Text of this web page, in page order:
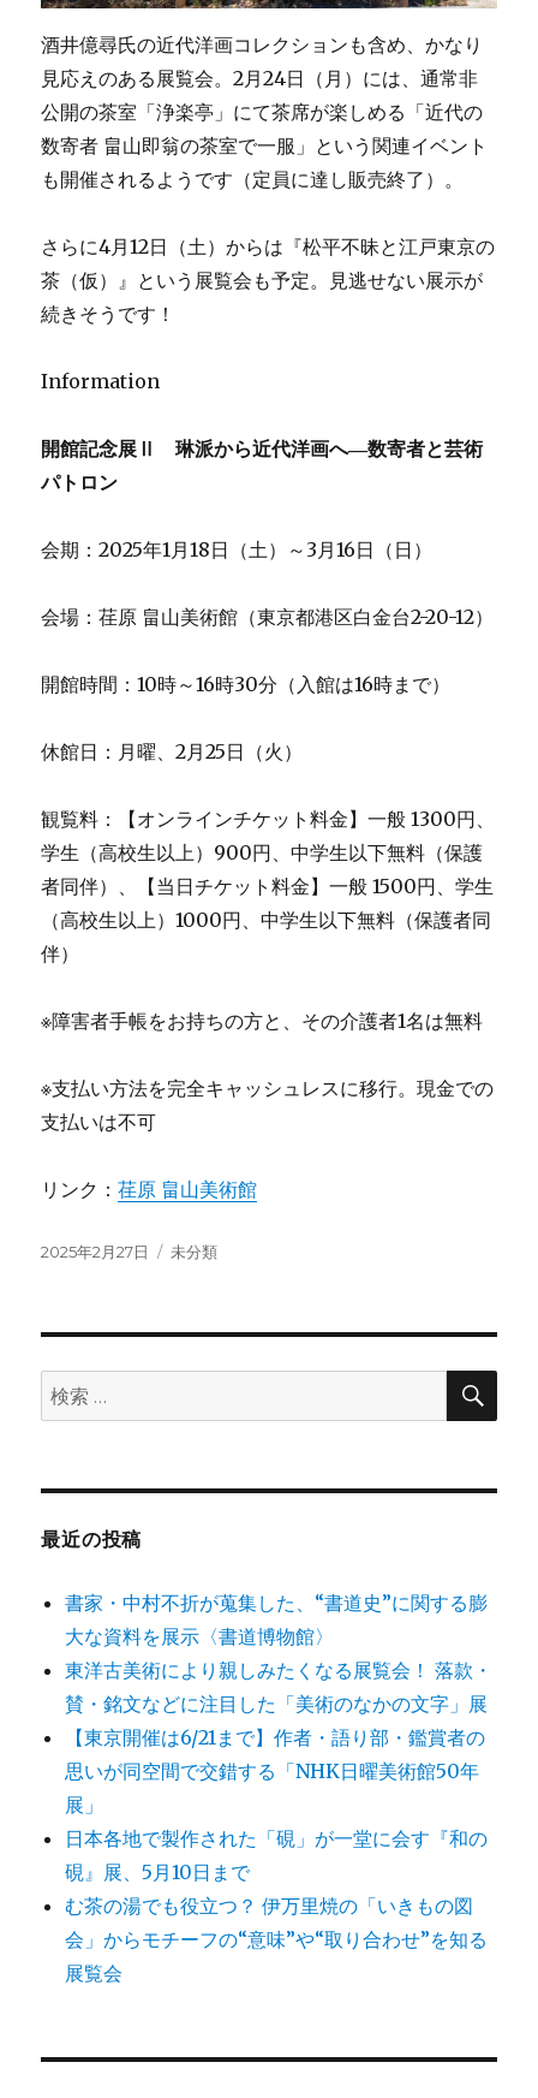
酒井億尋氏の近代洋画コレクションも含め、かなり
見応えのある展覧会。2月24日（月）には、通常非
公開の茶室「浄楽亭」にて茶席が楽しめる「近代の
数寄者 畠山即翁の茶室で一服」という関連イベント
も開催されるようです（定員に達し販売終了）。
さらに4月12日（土）からは『松平不昧と江戸東京の
茶（仮）』という展覧会も予定。見逃せない展示が
続きそうです！
Information
開館記念展Ⅱ 琳派から近代洋画へ―数寄者と芸術
パトロン
会期：2025年1月18日（土）～3月16日（日）
会場：荏原 畠山美術館（東京都港区白金台2-20-12）
開館時間：10時～16時30分（入館は16時まで）
休館日：月曜、2月25日（火）
観覧料：【オンラインチケット料金】一般 1300円、
学生（高校生以上）900円、中学生以下無料（保護
者同伴）、【当日チケット料金】一般 1500円、学生
（高校生以上）1000円、中学生以下無料（保護者同
伴）
※障害者手帳をお持ちの方と、その介護者1名は無料
※支払い方法を完全キャッシュレスに移行。現金での
支払いは不可
リンク：荏原 畠山美術館
投
2025年2月27日
カ
未分類
検
索:
検
最近の投稿
書家・中村不折が蒐集した、“書道史”に関する膨
大な資料を展示〈書道博物館〉
東洋古美術により親しみたくなる展覧会！ 落款・
賛・銘文などに注目した「美術のなかの文字」展
【東京開催は6/21まで】作者・語り部・鑑賞者の
思いが同空間で交錯する「NHK日曜美術館50年
展」
日本各地で製作された「硯」が一堂に会す『和の
硯』展、5月10日まで
む茶の湯でも役立つ？ 伊万里焼の「いきもの図
会」からモチーフの“意味”や“取り合わせ”を知る
展覧会